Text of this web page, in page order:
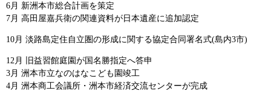
6月 新洲本市総合計画を策定
7月 高田屋嘉兵衛の関連資料が日本遺産に追加認定
10月 淡路島定住自立圏の形成に関する協定合同署名式(島内3市)
12月 旧益習館庭園が国名勝指定へ答申
3月 洲本市立なのはなこども園竣工
4月 洲本商工会議所・洲本市経済交流センターが完成